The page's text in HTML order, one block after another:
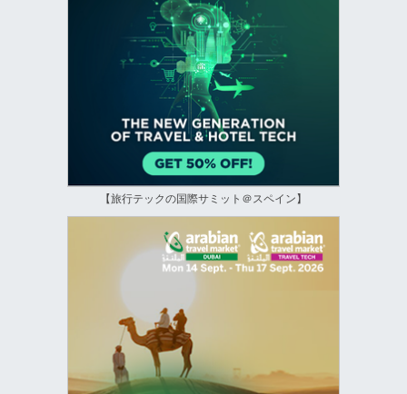
【旅行テックの国際サミット＠スペイン】